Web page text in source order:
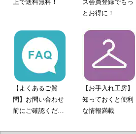
上で送料無料！
ズ会員登録でもっ
とお得に！
【よくあるご質
問】お問い合わせ
前にご確認くださ
【お手入れ工房】
知っておくと便利
な情報満載